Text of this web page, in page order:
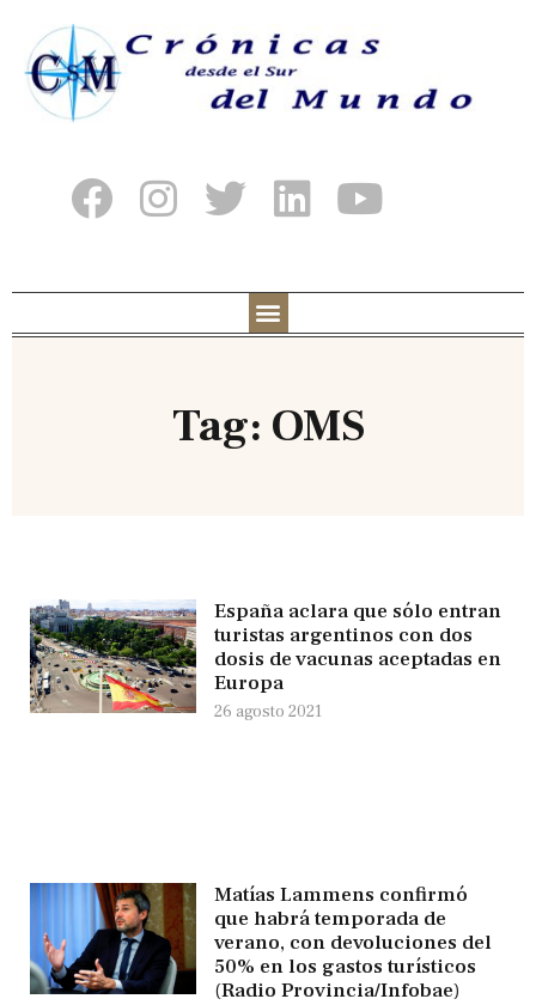
Tag: OMS
España aclara que sólo entran
turistas argentinos con dos
dosis de vacunas aceptadas en
Europa
26 agosto 2021
Matías Lammens confirmó
que habrá temporada de
verano, con devoluciones del
50% en los gastos turísticos
(Radio Provincia/Infobae)